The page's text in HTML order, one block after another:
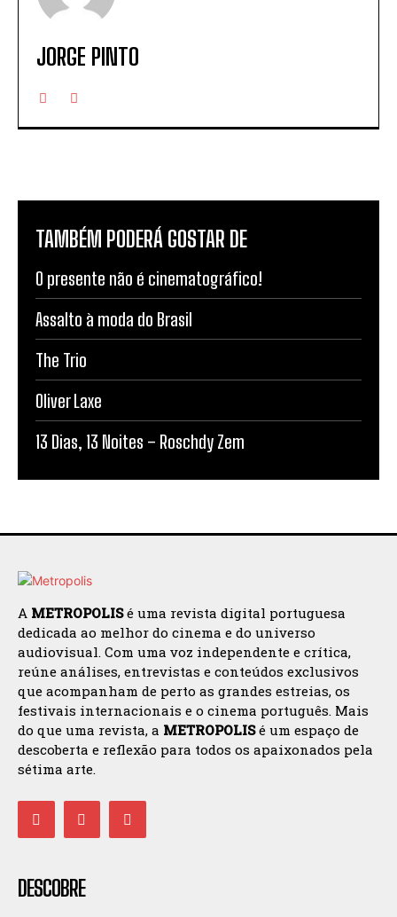
JORGE PINTO
TAMBÉM PODERÁ GOSTAR DE
O presente não é cinematográfico!
Assalto à moda do Brasil
The Trio
Oliver Laxe
13 Dias, 13 Noites – Roschdy Zem
A METROPOLISé uma revista digital portuguesa
dedicada ao melhor do cinema e do universo
audiovisual. Com uma voz independente e crítica,
reúne análises, entrevistas e conteúdos exclusivos
que acompanham de perto as grandes estreias, os
festivais internacionais e o cinema português. Mais
do que uma revista, a METROPOLISé um espaço de
descoberta e reflexão para todos os apaixonados pela
sétima arte.
DESCOBRE